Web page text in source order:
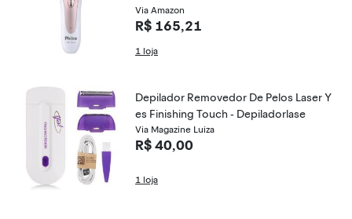
Via Amazon
R$ 165,21
1 loja
Depilador Removedor De Pelos Laser Y
es Finishing Touch - Depiladorlase
Via Magazine Luiza
R$ 40,00
1 loja